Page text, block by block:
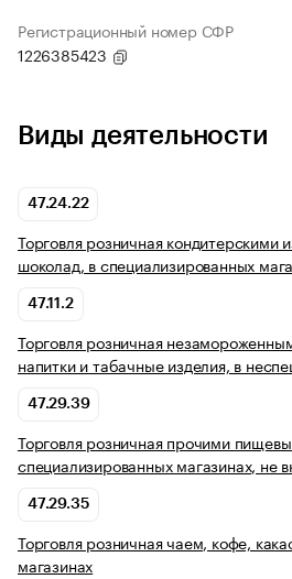
Регистрационный номер СФР
1226385423
Виды деятельности
47.24.22
Торговля розничная кондитерскими
шоколад, в специализированных
47.11.2
Торговля розничная
напитки и табачные изделия, в
47.29.39
Торговля розничная прочими
специализированных магазинах, не
47.29.35
Торговля розничная чаем, кофе,
магазинах